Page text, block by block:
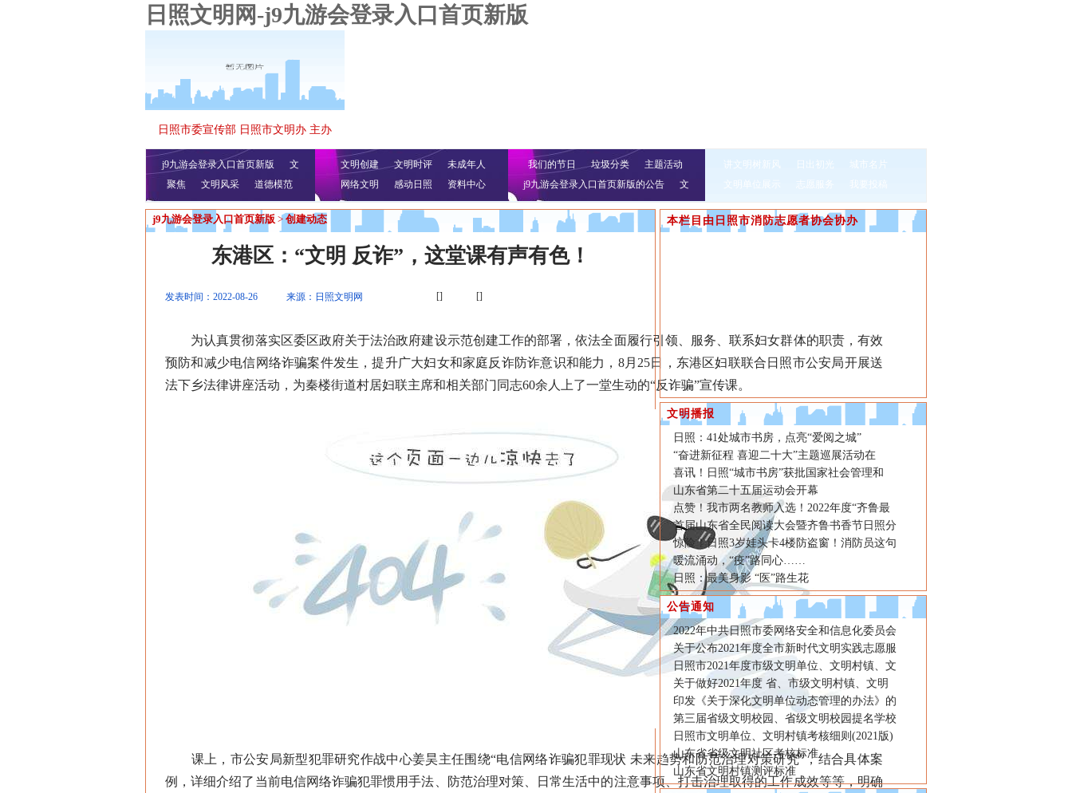
日照文明网-j9九游会登录入口首页新版
日照市委宣传部 日照市文明办 主办
j9九游会登录入口首页新版
文
明播报
公益视频
聚焦 文明风采 道德模范
文明创建 文明时评
未成年人
网络文明
感动日照 资料中心
我们的节日 垃圾分类
主题活动
j9九游会登录入口首页新版的公告
文
明行动
讲文明树新风 日出初光
城市名片
文明单位展示
志愿服务 我要投稿
j9九游会登录入口首页新版 > 创建动态
东港区：“文明 反诈”，这堂课有声有色！
发表时间：2022-08-26 来源：日照文明网 [] []
为认真贯彻落实区委区政府关于法治政府建设示范创建工作的部署，依法全面履行引领、服务、联系妇女群体的职责，有效
预防和减少电信网络诈骗案件发生，提升广大妇女和家庭反诈防诈意识和能力，8月25日，东港区妇联联合日照市公安局开展送
法下乡法律讲座活动，为秦楼街道村居妇联主席和相关部门同志60余人上了一堂生动的“反诈骗”宣传课。
课上，市公安局新型犯罪研究作战中心姜昊主任围绕“电信网络诈骗犯罪现状 未来趋势和防范治理对策研究”，结合具体案
例，详细介绍了当前电信网络诈骗犯罪惯用手法、防范治理对策、日常生活中的注意事项、打击治理取得的工作成效等等，明确
本栏目由日照市消防志愿者协会协办
文明播报
日照：41处城市书房，点亮“爱阅之城”
“奋进新征程 喜迎二十大”主题巡展活动在
喜讯！日照“城市书房”获批国家社会管理和
山东省第二十五届运动会开幕
点赞！我市两名教师入选！2022年度“齐鲁最
首届山东省全民阅读大会暨齐鲁书香节日照分
惊险！日照3岁娃头卡4楼防盗窗！消防员这句
暖流涌动，“疫”路同心……
日照：最美身影 “医”路生花
公告通知
2022年中共日照市委网络安全和信息化委员会
关于公布2021年度全市新时代文明实践志愿服
日照市2021年度市级文明单位、文明村镇、文
关于做好2021年度 省、市级文明村镇、文明
印发《关于深化文明单位动态管理的办法》的
第三届省级文明校园、省级文明校园提名学校
日照市文明单位、文明村镇考核细则(2021版)
山东省省级文明社区考核标准
山东省文明村镇测评标准